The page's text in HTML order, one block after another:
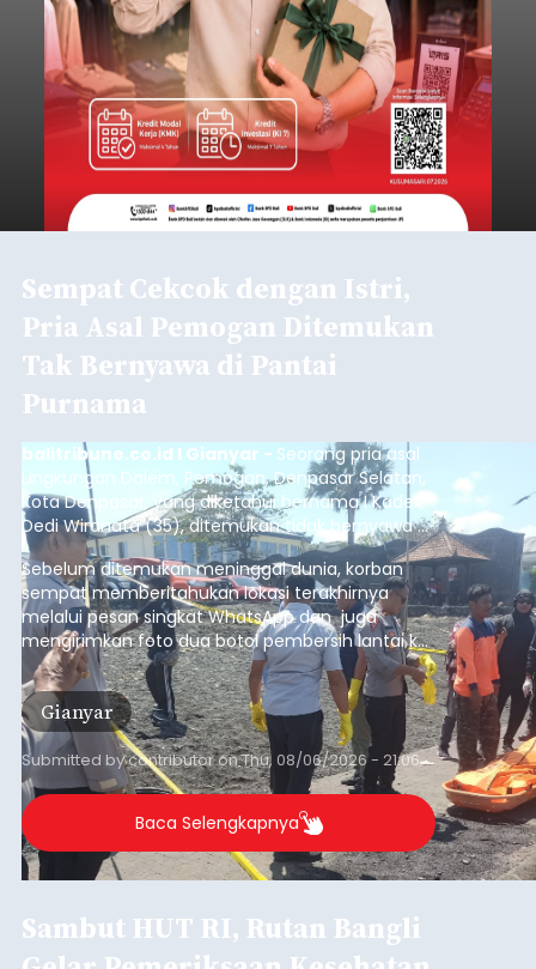
Sempat Cekcok dengan Istri,
Pria Asal Pemogan Ditemukan
Tak Bernyawa di Pantai
Purnama
balitribune.co.id I Gianyar - Seorang pria asal
Lingkungan Dalem, Pemogan, Denpasar Selatan,
Kota Denpasar, yang diketahui bernama I Kadek
Dedi Wiranata (35), ditemukan tidak bernyawa di
pesisir Pantai Purnama, Sukawati.
Sebelum ditemukan meninggal dunia, korban
sempat memberitahukan lokasi terakhirnya
melalui pesan singkat WhatsApp dan juga
mengirimkan foto dua botol pembersih lantai ke
istrinya.
Gianyar
Submitted bycontributoronThu, 08/06/2026 - 21:06
Baca Selengkapnya
Sambut HUT RI, Rutan Bangli